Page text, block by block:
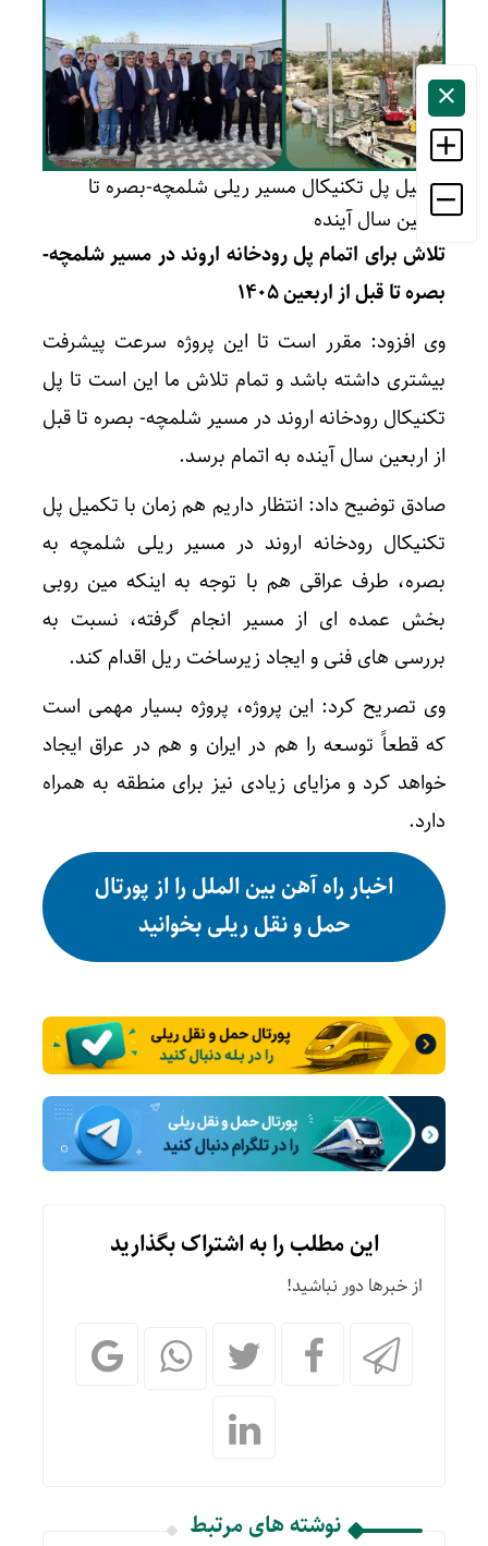
تکمیل پل تکنیکال مسیر ریلی شلمچه-بصره تا
اربعین سال آینده
تلاش برای اتمام پل رودخانه اروند در مسیر شلمچه-
بصره تا قبل از اربعین ۱۴۰۵
وی افزود: مقرر است تا این پروژه سرعت پیشرفت
بیشتری داشته باشد و تمام تلاش ما این است تا پل
تکنیکال رودخانه اروند در مسیر شلمچه- بصره تا قبل
از اربعین سال آینده به اتمام برسد.
صادق توضیح داد: انتظار داریم هم زمان با تکمیل پل
تکنیکال رودخانه اروند در مسیر ریلی شلمچه به
بصره، طرف عراقی هم با توجه به اینکه مین روبی
بخش عمده ای از مسیر انجام گرفته، نسبت به
بررسی های فنی و ایجاد زیرساخت ریل اقدام کند.
وی تصریح کرد: این پروژه، پروژه بسیار مهمی است
که قطعاً توسعه را هم در ایران و هم در عراق ایجاد
خواهد کرد و مزایای زیادی نیز برای منطقه به همراه
دارد.
اخبار راه آهن بین الملل را از پورتال
حمل و نقل ریلی بخوانید
این مطلب را به اشتراک بگذارید
از خبرها دور نباشید!
نوشته های مرتبط